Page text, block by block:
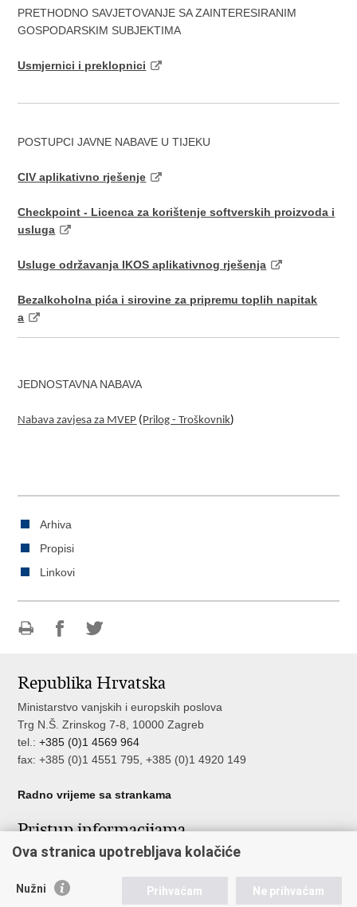
PRETHODNO SAVJETOVANJE SA ZAINTERESIRANIM
GOSPODARSKIM SUBJEKTIMA
Usmjernici i preklopnici
POSTUPCI JAVNE NABAVE U TIJEKU
CIV aplikativno rješenje
Checkpoint - Licenca za korištenje softverskih proizvoda i
usluga
Usluge održavanja IKOS aplikativnog rješenja
Bezalkoholna pića i sirovine za pripremu toplih napitak
a
JEDNOSTAVNA NABAVA
Nabava zavjesa za MVEP (Prilog - Troškovnik)
Arhiva
Propisi
Linkovi
Facebooku
Twitteru
Republika Hrvatska
Ministarstvo vanjskih i europskih poslova
Trg N.Š. Zrinskog 7-8, 10000 Zagreb
tel.:+385 (0)1 4569 964
fax: +385 (0)1 4551 795, +385 (0)1 4920 149
Radno vrijeme sa strankama
Pristup informacijama
Pristup informacijama
Nepravilnosti
Ova stranica upotrebljava kolačiće
Nužni Prihvaćam Ne prihvaćam